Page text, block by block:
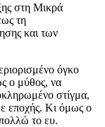
στη Μικρά
τη
και των
όγκο
ο μύθος, να
στίγμα,
εποχής. Κι όμως ο
το ευ.